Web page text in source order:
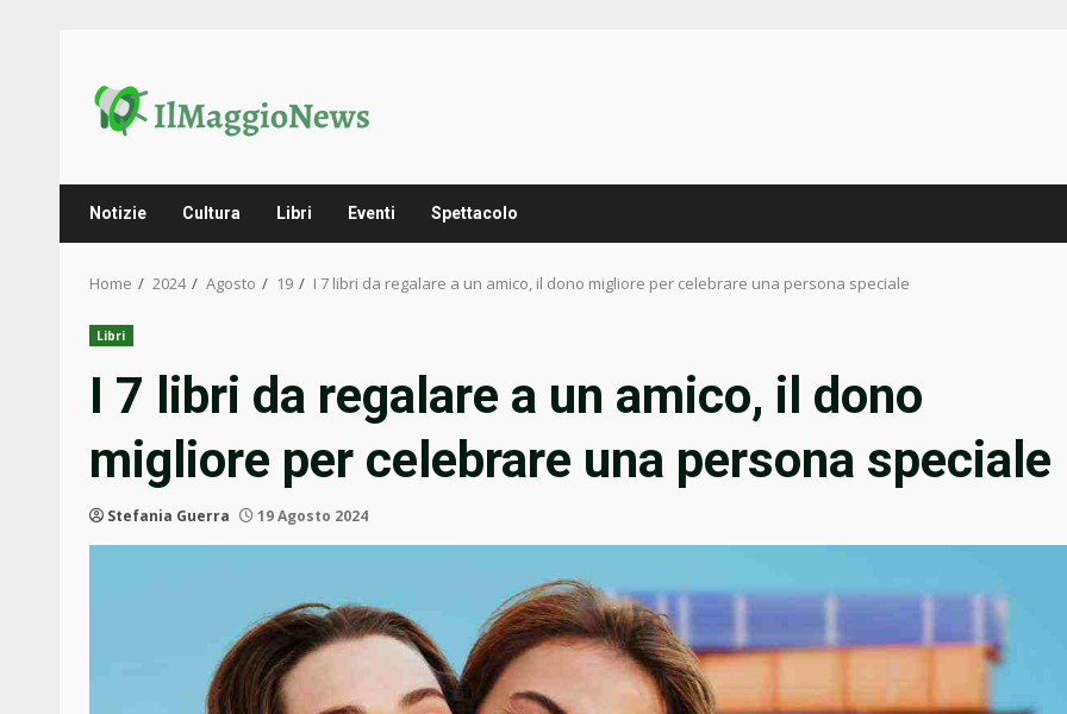
content
Notizie Cultura Libri Eventi Spettacolo
Home 2024 Agosto 19 I 7 libri da regalare a un amico, il dono migliore per celebrare una persona speciale
Libri
I 7 libri da regalare a un amico, il dono
migliore per celebrare una persona speciale
Stefania Guerra 19 Agosto 2024